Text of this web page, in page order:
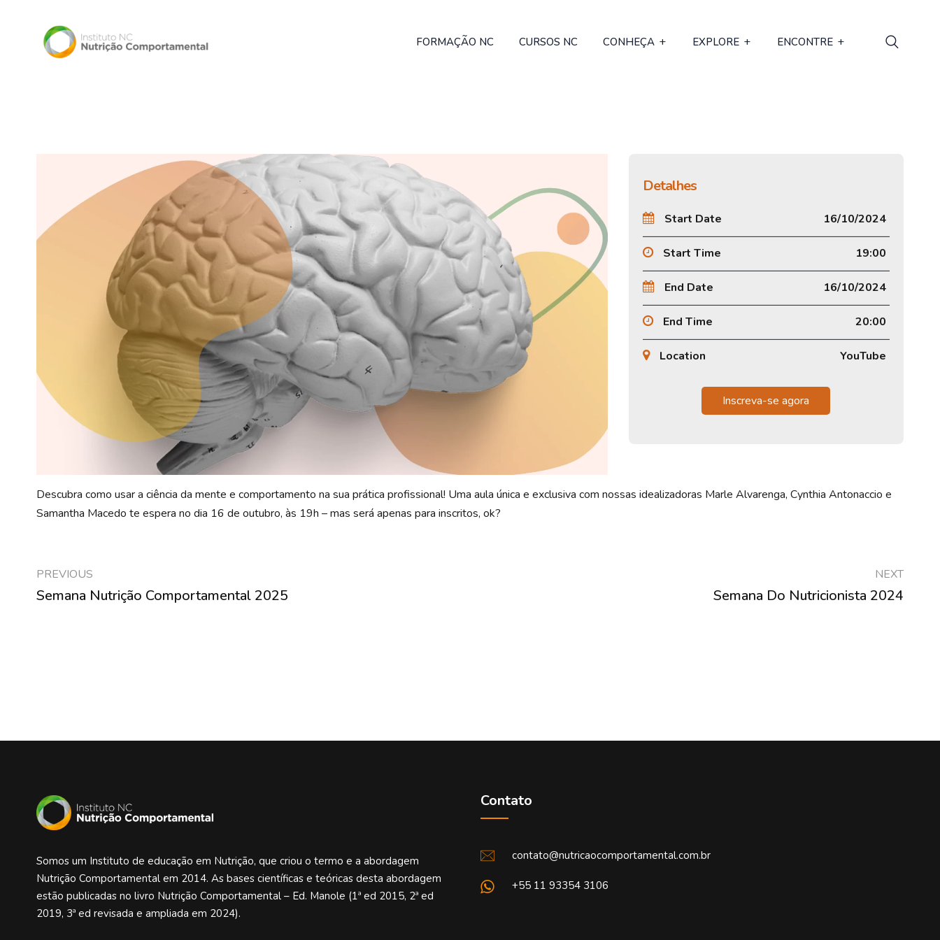
FORMAÇÃO NC CURSOS NC CONHEÇA EXPLORE ENCONTRE
Detalhes
Start Date 16/10/2024
Start Time 19:00
End Date 16/10/2024
End Time 20:00
Location YouTube
Inscreva-se agora
Descubra como usar a ciência da mente e comportamento na sua prática profissional! Uma aula única e exclusiva com nossas idealizadoras Marle Alvarenga, Cynthia Antonaccio e
Samantha Macedo te espera no dia 16 de outubro, às 19h – mas será apenas para inscritos, ok?
PREVIOUS
Semana Nutrição Comportamental 2025
NEXT
Semana Do Nutricionista 2024
Somos um Instituto de educação em Nutrição, que criou o termo e a abordagem
Nutrição Comportamental em 2014. As bases científicas e teóricas desta abordagem
estão publicadas no livro Nutrição Comportamental – Ed. Manole (1ª ed 2015, 2ª ed
2019, 3ª ed revisada e ampliada em 2024).
Contato
contato@nutricaocomportamental.com.br
+55 11 93354 3106